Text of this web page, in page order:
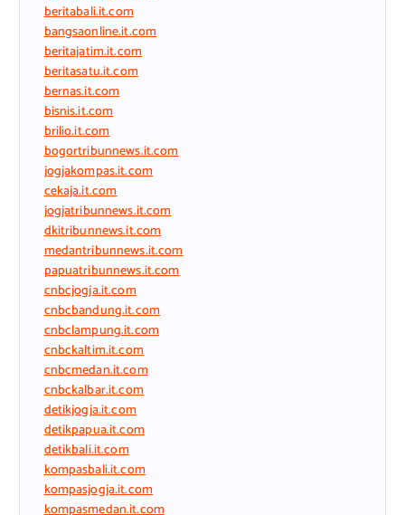
beritabali.it.com
bangsaonline.it.com
beritajatim.it.com
beritasatu.it.com
bernas.it.com
bisnis.it.com
brilio.it.com
bogortribunnews.it.com
jogjakompas.it.com
cekaja.it.com
jogjatribunnews.it.com
dkitribunnews.it.com
medantribunnews.it.com
papuatribunnews.it.com
cnbcjogja.it.com
cnbcbandung.it.com
cnbclampung.it.com
cnbckaltim.it.com
cnbcmedan.it.com
cnbckalbar.it.com
detikjogja.it.com
detikpapua.it.com
detikbali.it.com
kompasbali.it.com
kompasjogja.it.com
kompasmedan.it.com